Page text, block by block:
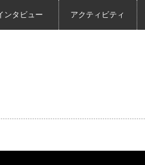
ンタビュー アクティビティ